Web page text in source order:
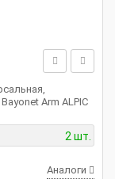
Arm ALPIC
2 шт.
Аналоги